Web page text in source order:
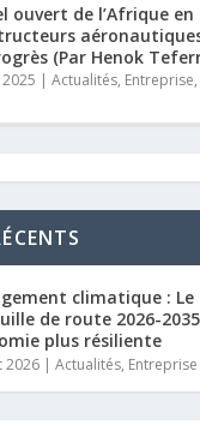
ouvert de l’Afrique en
(Par Henok
2025 |Actualités, Entreprise
climatique : Le
de route 2026-
plus résiliente
2026 |Actualités, Entreprise